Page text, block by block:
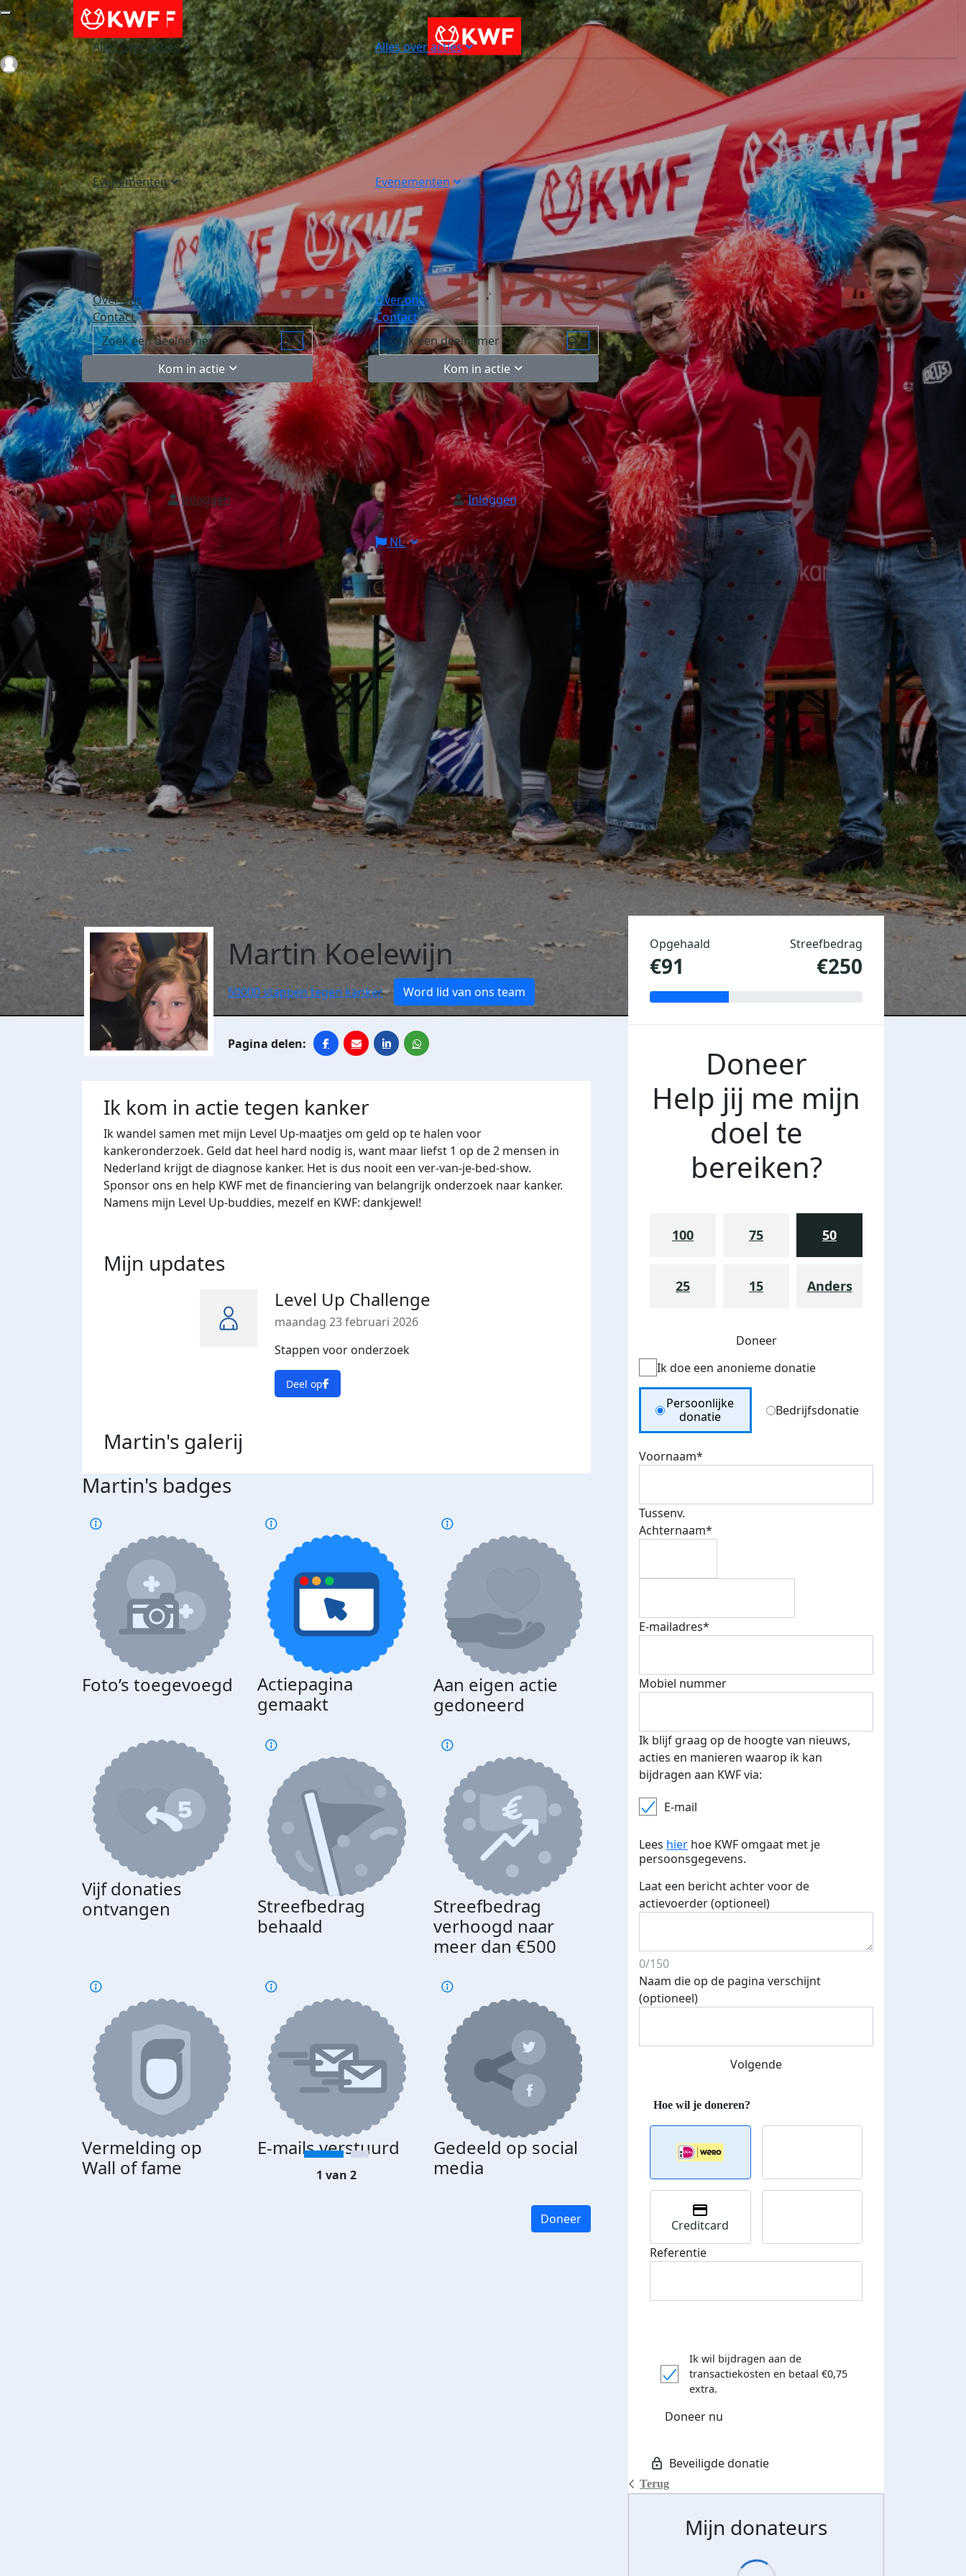
Alles over acties
Evenementen
Over ons
Contact
Kom in actie
Inloggen
NL
Alles over acties
Evenementen
Over ons
Contact
Kom in actie
Inloggen
NL
Login
Martin Koelewijn
50000 stappen tegen kanker Word lid van ons team
Ik kom in actie tegen kanker
Ik wandel samen met mijn Level Up-maatjes om geld op te halen voor
kankeronderzoek. Geld dat heel hard nodig is, want maar liefst 1 op de 2 mensen in
Nederland krijgt de diagnose kanker. Het is dus nooit een ver-van-je-bed-show.
Sponsor ons en help KWF met de financiering van belangrijk onderzoek naar kanker.
Namens mijn Level Up-buddies, mezelf en KWF: dankjewel!
Mijn updates
Level Up Challenge
maandag 23 februari 2026
Stappen voor onderzoek
Deel op
Martin's galerij
Martin's badges
Foto’s toegevoegd
Actiepagina
gemaakt
Aan eigen actie
gedoneerd
Vijf donaties
ontvangen
Streefbedrag
behaald
Streefbedrag
verhoogd naar
meer dan €500
Vermelding op
Wall of fame
E-mails verstuurd
Gedeeld op social
media
Donateurs
1 van 2
Doneer
Opgehaald
€91
Streefbedrag
€250
Doneer
Help jij me mijn
doel te
bereiken?
100 75 50
25 15 Anders
Doneer
Ik doe een anonieme donatie
Donation Type
Persoonlijke
donatie
Bedrijfsdonatie
Voornaam*
Tussenv.
Achternaam*
E-mailadres*
Mobiel nummer
Ik blijf graag op de hoogte van nieuws,
acties en manieren waarop ik kan
bijdragen aan KWF via:
E-mail
Lees hier hoe KWF omgaat met je
persoonsgegevens.
Laat een bericht achter voor de
actievoerder (optioneel)
0/150
Naam die op de pagina verschijnt
(optioneel)
Volgende
Terug
Creditcard
Referentie
Ik wil bijdragen aan de
transactiekosten en betaal €0,75
extra.
Doneer nu
Mijn donateurs